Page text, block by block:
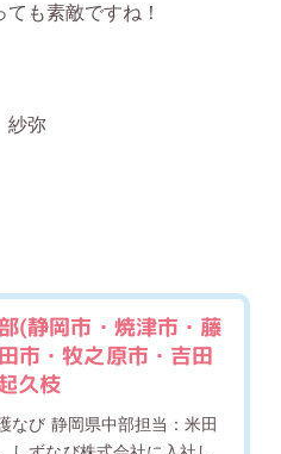
も素敵ですね！
弥
(静岡市・焼津市・藤
市・牧之原市・吉田
久枝
なび 静岡県中部担当：米田